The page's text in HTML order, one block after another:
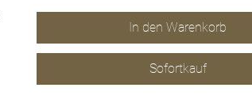
In den Warenkorb
Sofortkauf